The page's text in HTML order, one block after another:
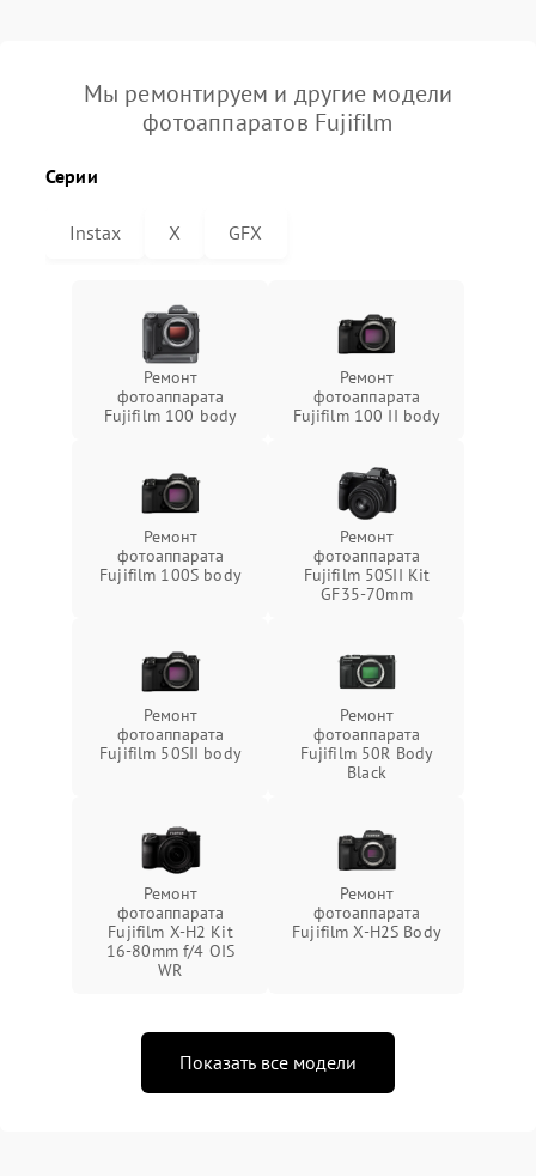
Мы ремонтируем и другие модели
фотоаппаратов Fujifilm
Серии
Instax X GFX
Ремонт
фотоаппарата
Fujifilm 100 body
Ремонт
фотоаппарата
Fujifilm 100 II body
Ремонт
фотоаппарата
Fujifilm 100S body
Ремонт
фотоаппарата
Fujifilm 50SII Kit
GF35-70mm
Ремонт
фотоаппарата
Fujifilm 50SII body
Ремонт
фотоаппарата
Fujifilm 50R Body
Black
Ремонт
фотоаппарата
Fujifilm X-H2 Kit
16-80mm f/4 OIS
WR
Ремонт
фотоаппарата
Fujifilm X-H2S Body
Показать все модели